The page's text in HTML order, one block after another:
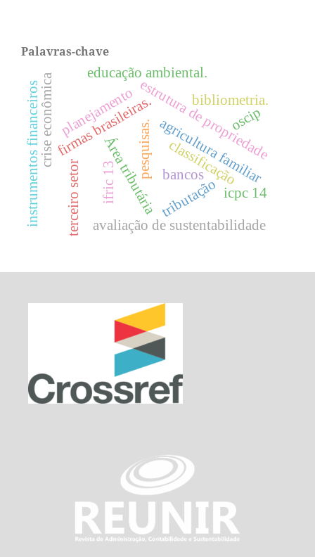
Palavras-chave
classificação
Área tributária tributação
estrutura de propriedade
firmas brasileiras.
avaliação de sustentabilidade
agricultura familiar
bibliometria.
bancos
crise econômica
instrumentos financeiros pesquisas.
terceiro setor
oscip
educação ambiental.
ifric 13
planejamento
icpc 14